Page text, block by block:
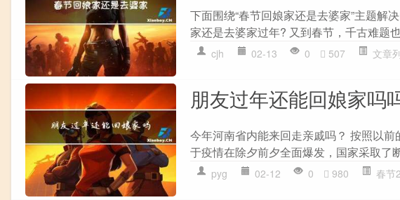
下面围绕“春节回娘家还是去婆家”主题解
家还是去婆家过年? 又到春节，千古难题
cjh 02-13 0 507 文章
朋友过年还能回娘家吗
今年河南省内能来回走亲戚吗？ 按照以
于疫情在除夕前夕全面爆发，国家采取了
pyg 02-12 0 980 春节